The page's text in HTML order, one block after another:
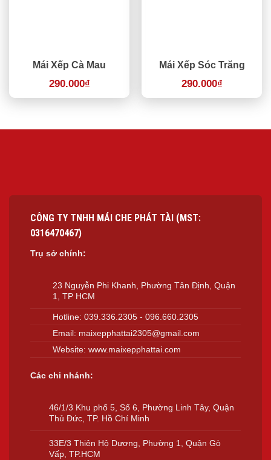
Mái Xếp Cà Mau
290.000₫
Mái Xếp Sóc Trăng
290.000₫
CÔNG TY TNHH MÁI CHE PHÁT TÀI (MST:
0316470467)
Trụ sở chính:
23 Nguyễn Phi Khanh, Phường Tân Định, Quận
1, TP HCM
Hotline:039.336.2305 -096.660.2305
Email: maixepphattai2305@gmail.com
Website:www.maixepphattai.com
Các chi nhánh:
46/1/3 Khu phố 5, Số 6, Phường Linh Tây, Quận
Thủ Đức, TP. Hồ Chí Minh
33E/3 Thiên Hộ Dương, Phường 1, Quận Gò
Vấp, TP.HCM